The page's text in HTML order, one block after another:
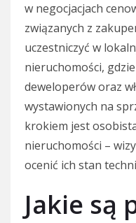
w negocjacjach
związanych z
uczestniczyć w
nieruchomości,
deweloperów oraz
wystawionych na
krokiem jest
nieruchomości –
ocenić ich stan
Jakie są